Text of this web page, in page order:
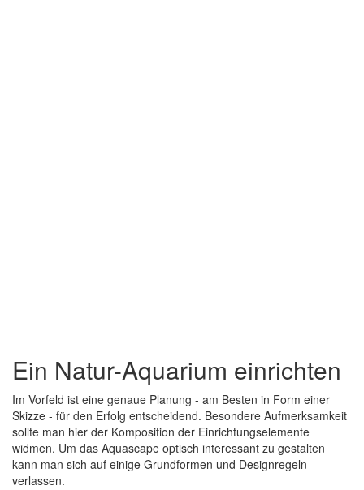
Ein Natur-Aquarium einrichten
Im Vorfeld ist eine genaue Planung - am Besten in Form einer
Skizze - für den Erfolg entscheidend. Besondere Aufmerksamkeit
sollte man hier der Komposition der Einrichtungselemente
widmen. Um das Aquascape optisch interessant zu gestalten
kann man sich auf einige Grundformen und Designregeln
verlassen.